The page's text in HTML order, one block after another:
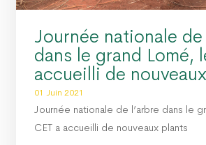
Journée nationale de
dans le grand Lomé,
accueilli de
01 Juin 2021
Journée nationale de l’arbre dans le
CET a accueilli de nouveaux plants